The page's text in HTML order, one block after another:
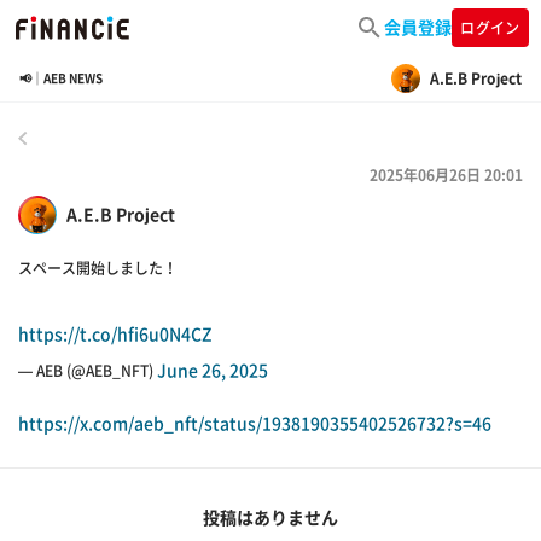
会員登録 ログイン
📢｜AEB NEWS A.E.B Project
A.E.B Project
2025年06月26日 20:01
スペース開始しました！
https://t.co/hfi6u0N4CZ
— AEB (@AEB_NFT)June 26, 2025
https://x.com/aeb_nft/status/1938190355402526732?s=46
投稿はありません